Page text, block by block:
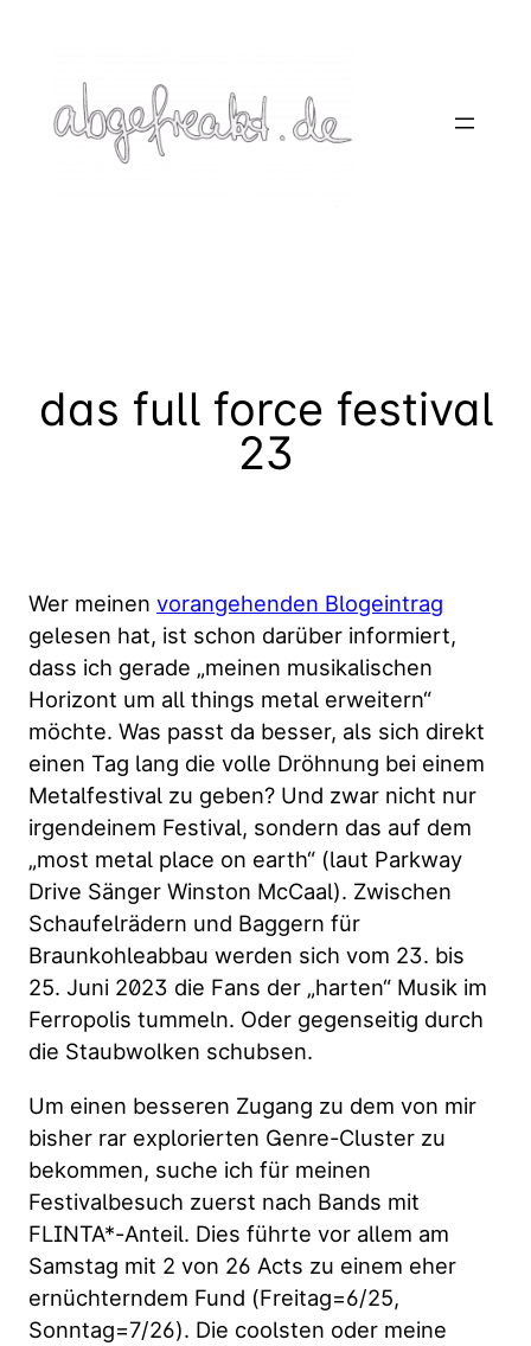
springen
das full force festival
23
Wer meinenvorangehenden Blogeintrag
gelesen hat, ist schon darüber informiert,
dass ich gerade „meinen musikalischen
Horizont um all things metal erweitern“
möchte. Was passt da besser, als sich direkt
einen Tag lang die volle Dröhnung bei einem
Metalfestival zu geben? Und zwar nicht nur
irgendeinem Festival, sondern das auf dem
„most metal place on earth“ (laut Parkway
Drive Sänger Winston McCaal). Zwischen
Schaufelrädern und Baggern für
Braunkohleabbau werden sich vom 23. bis
25. Juni 2023 die Fans der „harten“ Musik im
Ferropolis tummeln. Oder gegenseitig durch
die Staubwolken schubsen.
Um einen besseren Zugang zu dem von mir
bisher rar explorierten Genre-Cluster zu
bekommen, suche ich für meinen
Festivalbesuch zuerst nach Bands mit
FLINTA*-Anteil. Dies führte vor allem am
Samstag mit 2 von 26 Acts zu einem eher
ernüchterndem Fund (Freitag=6/25,
Sonntag=7/26). Die coolsten oder meine